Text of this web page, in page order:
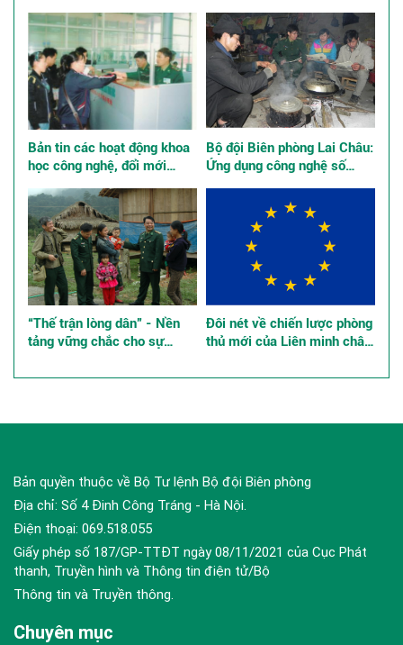
Bản tin các hoạt động khoa
học công nghệ, đổi mới
Bộ đội Biên phòng Lai Châu:
Ứng dụng công nghệ số
“Thế trận lòng dân” - Nền
tảng vững chắc cho sự
Tổ quốc ở các tỉnh, thành
Đôi nét về chiến lược phòng
thủ mới của Liên minh châu
ninh khu vực và quốc tế
Bản quyền thuộc về Bộ Tư lệnh Bộ đội Biên phòng
Địa chỉ: Số 4 Đinh Công Tráng - Hà Nội.
Điện thoại: 069.518.055
Giấy phép số 187/GP-TTĐT ngày 08/11/2021 của Cục Phát
thanh, Truyền hình và Thông tin điện tử/Bộ
Thông tin và Truyền thông.
Chuyên mục